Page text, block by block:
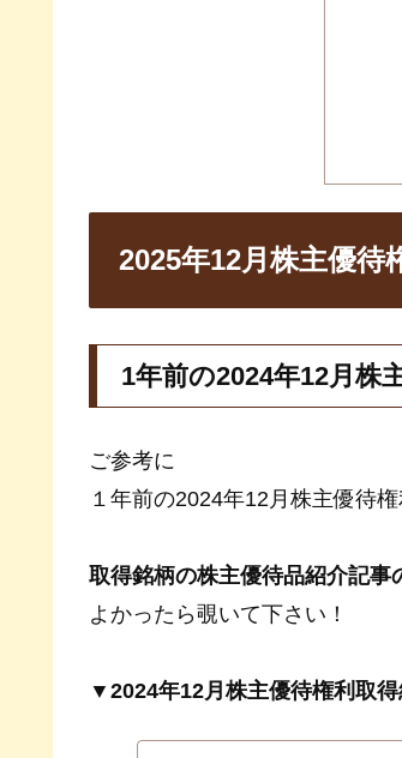
2025年12月株主優待
1年前の2024年12月株
ご参考に
１年前の2024年12月株主優待
取得銘柄の株主優待品紹介記事
よかったら覗いて下さい！
▼2024年12月株主優待権利取得